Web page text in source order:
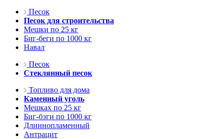
Песок
Песок для строительства
Мешки по 25 кг
Биг-беги по 1000 кг
Навал
Песок
Стеклянный песок
Топливо для дома
Каменный уголь
Мешках по 25 кг
Биг-бэги по 1000 кг
Длиннопламенный
Антрацит